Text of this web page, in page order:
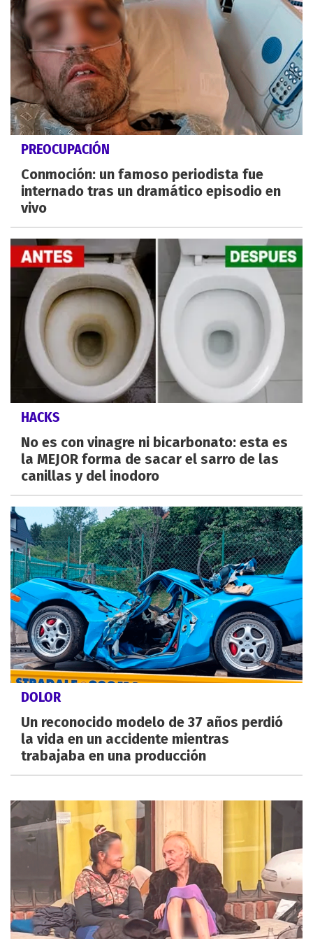
PREOCUPACIÓN
Conmoción: un famoso periodista fue
internado tras un dramático episodio en
vivo
HACKS
No es con vinagre ni bicarbonato: esta es
la MEJOR forma de sacar el sarro de las
canillas y del inodoro
DOLOR
Un reconocido modelo de 37 años perdió
la vida en un accidente mientras
trabajaba en una producción